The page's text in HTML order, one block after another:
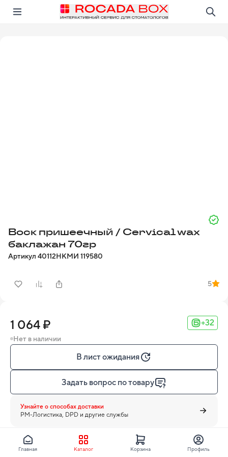
Открыть в приложении!
Воск пришеечный / Cervical wax
баклажан 70гр
Артикул 40112НКМИ 119580
5
1 064 ₽ +32
Нет в наличии
В лист ожидания
Задать вопрос по товару
Узнайте о способах доставки
PM-Логистика, DPD и другие службы
Главная Каталог Корзина Профиль